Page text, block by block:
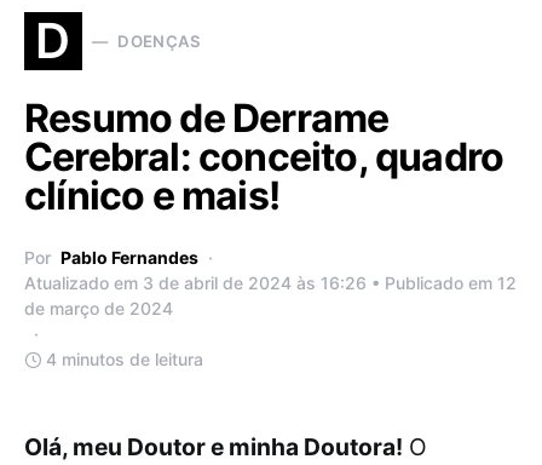
D DOENÇAS
Resumo de Derrame
Cerebral: conceito, quadro
clínico e mais!
Por Pablo Fernandes
Atualizado em 3 de abril de 2024 às 16:26 • Publicado em 12
de março de 2024
4 minutos de leitura
Olá, meu Doutor e minha Doutora! O